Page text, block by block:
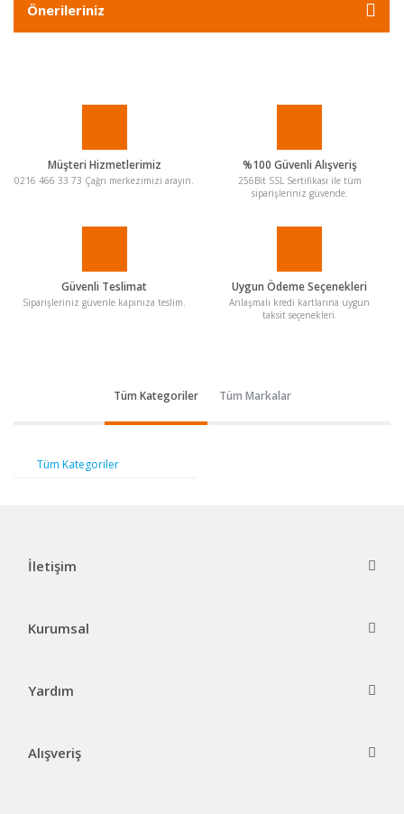
Önerileriniz
Müşteri Hizmetlerimiz
0216 466 33 73 Çağrı merkezimizi arayın.
%100 Güvenli Alışveriş
256Bit SSL Sertifikası ile tüm
siparişleriniz güvende.
Güvenli Teslimat
Siparişleriniz güvenle kapınıza teslim.
Uygun Ödeme Seçenekleri
Anlaşmalı kredi kartlarına uygun
taksit seçenekleri.
Tüm Kategoriler Tüm Markalar
Tüm Kategoriler
İletişim
Kurumsal
Yardım
Alışveriş